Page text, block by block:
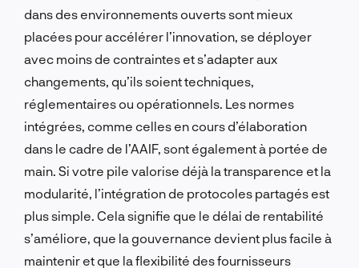
dans des environnements ouverts sont mieux
placées pour accélérer l’innovation, se déployer
avec moins de contraintes et s’adapter aux
changements, qu’ils soient techniques,
réglementaires ou opérationnels. Les normes
intégrées, comme celles en cours d’élaboration
dans le cadre de l’AAIF, sont également à portée de
main. Si votre pile valorise déjà la transparence et la
modularité, l’intégration de protocoles partagés est
plus simple. Cela signifie que le délai de rentabilité
s’améliore, que la gouvernance devient plus facile à
maintenir et que la flexibilité des fournisseurs